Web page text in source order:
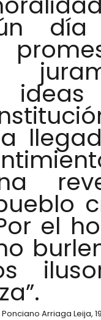
día
el
Ponciano Arriaga Leija,